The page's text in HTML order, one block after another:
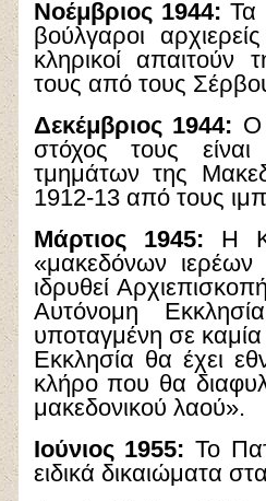
Νοέμβριος 1944: Τα
βούλγαροι
κληρικοί απαιτούν
τους από τους
Δεκέμβριος 1944: Ο
στόχος τους
τμημάτων της
1912-13 από τους
Μάρτιος 1945: Η
«μακεδόνων ιερέων
ιδρυθεί
Αυτόνομη
υποταγμένη σε
Εκκλησία θα έχει
κλήρο που θα
μακεδονικού λαού».
Ιούνιος 1955: Το
ειδικά δικαιώματα